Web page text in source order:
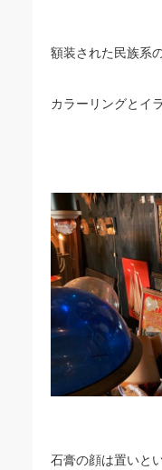
額装された民族系
カラーリングとイ
石膏の顔は置いと